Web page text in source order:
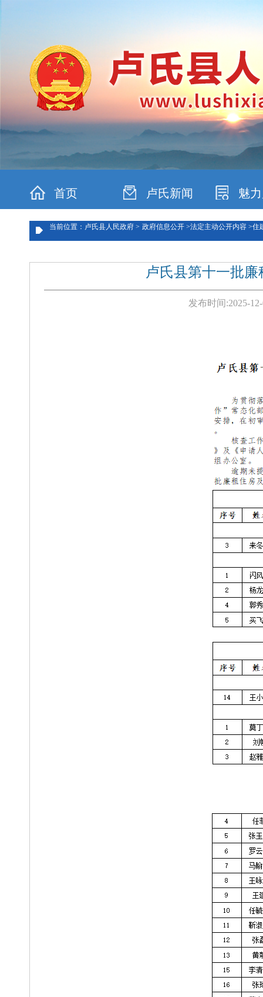
首页 卢氏新闻 魅
当前位置：卢氏县人民政府 > 政府信息公开 >法定主动公开内容 >住
卢氏县第十一批
发布时间:2025-